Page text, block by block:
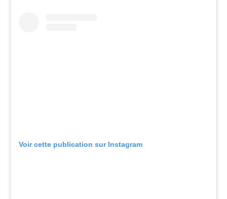
Voir cette publication sur Instagram